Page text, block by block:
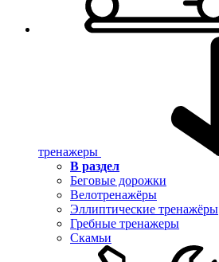
тренажеры
В раздел
Беговые дорожки
Велотренажёры
Эллиптические тренажёры
Гребные тренажеры
Скамьи